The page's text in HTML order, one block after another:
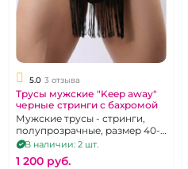
5.0 3 отзыва
Трусы мужские "Keep away"
черные стринги с бахромой
Мужские трусы - стринги,
полупрозрачные, размер 40-
44В наличии: 2 шт.
1 200 pуб.